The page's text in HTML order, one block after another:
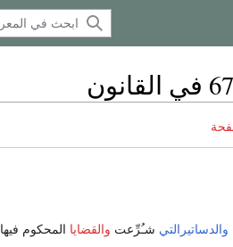
والدساتيرالتي شـُرِّعت والقضايا المحكوم فيها